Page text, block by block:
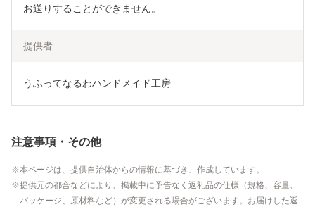
お送りすることができません。
提供者
うふってなるわハンドメイド工房
注意事項・その他
本ページは、提供自治体からの情報に基づき、作成しています。
提供元の都合などにより、掲載中に予告なく返礼品の仕様（規格、容量、
パッケージ、原材料など）が変更される場合がございます。お届けした返